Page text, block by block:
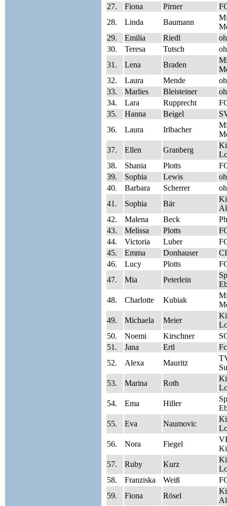
27.
Fiona Pirner
28.
Linda Baumann
29.
Emilia Riedl
30.
Teresa Tutsch
31.
Lena Braden
32.
Laura Mende
33.
Marlies Bleisteiner
34.
Lara Rupprecht
35.
Hanna Beigel
36.
Laura Irlbacher
37.
Ellen Granberg
38.
Shania Plotts
39.
Sophia Lewis
40.
Barbara Scherrer
41.
Sophia Bär
42.
Malena Beck
43.
Melissa Plotts
44.
Victoria Luber
45.
Emma Donhauser
46.
Lucy Plotts
47.
Mia Peterlein
48.
Charlotte Kubiak
49.
Michaela Meier
50.
Noemi Kirschner
51.
Jana Ertl
52.
Alexa Mauritz
53.
Marina Roth
54.
Ema Hiller
55.
Eva Naumovic
56.
Nora Fiegel
57.
Ruby Kurz
58.
Franziska Weiß
59.
Fiona Rösel